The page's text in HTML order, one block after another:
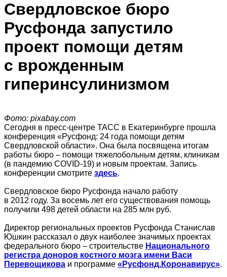
Свердловское бюро
Русфонда запустило
проект помощи детям
с врожденным
гиперинсулинизмом
Фото: pixabay.com
Сегодня в пресс-центре ТАСС в Екатеринбурге прошла
конференция «Русфонд: 24 года помощи детям
Свердловской области». Она была посвящена итогам
работы бюро – помощи тяжелобольным детям, клиникам
(в пандемию COVID-19) и новым проектам. Запись
конференции смотрите здесь.
Свердловское бюро Русфонда начало работу
в 2012 году. За восемь лет его существования помощь
получили 498 детей области на 285 млн руб.
Директор региональных проектов Русфонда Станислав
Юшкин рассказал о двух наиболее значимых проектах
федерального бюро – строительстве Национального
регистра доноров костного мозга имени Васи
Перевощикова и программе «Русфонд.Коронавирус».